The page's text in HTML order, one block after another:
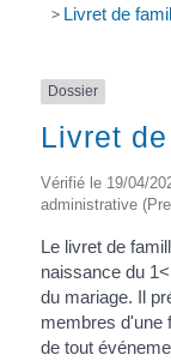
> Livret de
Dossier
Livret
Vérifié le 19/04/
administrative
Le livret de
naissance du
du mariage. Il
membres d'une
de tout